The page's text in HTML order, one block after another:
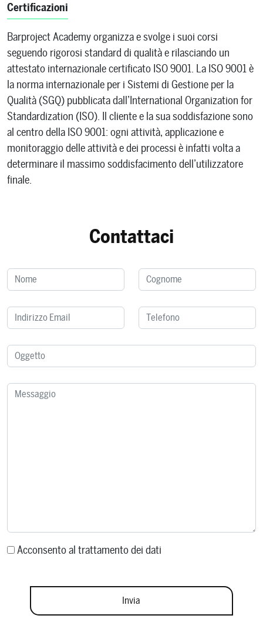
Certificazioni
Barproject Academy organizza e svolge i suoi corsi
seguendo rigorosi standard di qualità e rilasciando un
attestato internazionale certificato ISO 9001. La ISO 9001 è
la norma internazionale per i Sistemi di Gestione per la
Qualità (SGQ) pubblicata dall’International Organization for
Standardization (ISO). Il cliente e la sua soddisfazione sono
al centro della ISO 9001: ogni attività, applicazione e
monitoraggio delle attività e dei processi è infatti volta a
determinare il massimo soddisfacimento dell’utilizzatore
finale.
Contattaci
Acconsento al trattamento dei dati